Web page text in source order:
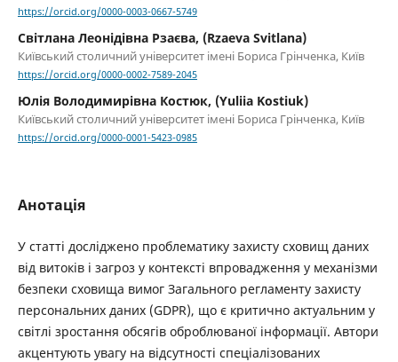
https://orcid.org/0000-0003-0667-5749
Світлана Леонідівна Рзаєва, (Rzaeva Svitlana)
Київський столичний університет імені Бориса Грінченка, Київ
https://orcid.org/0000-0002-7589-2045
Юлія Володимирівна Костюк, (Yuliia Kostiuk)
Київський столичний університет імені Бориса Грінченка, Київ
https://orcid.org/0000-0001-5423-0985
Анотація
У статті досліджено проблематику захисту сховищ даних
від витоків і загроз у контексті впровадження у механізми
безпеки сховища вимог Загального регламенту захисту
персональних даних (GDPR), що є критично актуальним у
світлі зростання обсягів оброблюваної інформації. Автори
акцентують увагу на відсутності спеціалізованих